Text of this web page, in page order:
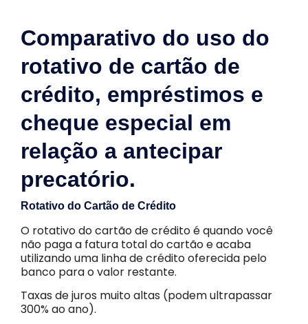
Comparativo do uso do
rotativo de cartão de
crédito, empréstimos e
cheque especial em
relação a antecipar
precatório.
Rotativo do Cartão de Crédito
O rotativo do cartão de crédito é quando você
não paga a fatura total do cartão e acaba
utilizando uma linha de crédito oferecida pelo
banco para o valor restante.
Taxas de juros muito altas (podem ultrapassar
300% ao ano).